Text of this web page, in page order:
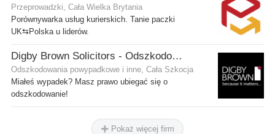
Przeprowadzki, Cała Wielka Brytania
Porównywarka usług kurierskich. Tanie paczki
UK⇆Polska u liderów.
Digby Brown Solicitors - Odszkodowania w Szkocji
Odszkodowania powypadkowe i inne, Cała Szkocja
Miałeś wypadek? Masz prawo ubiegać się o
odszkodowanie!
Pokaż więcej firm